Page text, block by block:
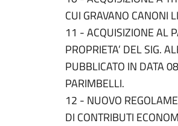
CUI GRAVANO CANONI
11 - ACQUISIZIONE AL
PROPRIETA’ DEL SIG.
PUBBLICATO IN DATA
PARIMBELLI.
12 - NUOVO
DI CONTRIBUTI